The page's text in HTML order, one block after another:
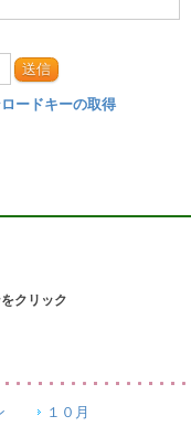
送信
ードキーの取得
クリック
１０月